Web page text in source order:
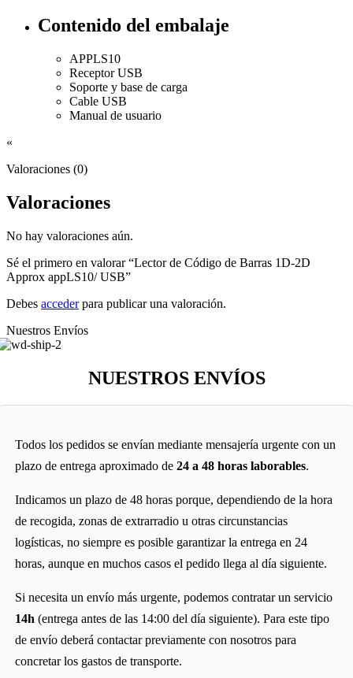
Contenido del embalaje
APPLS10
Receptor USB
Soporte y base de carga
Cable USB
Manual de usuario
«
Valoraciones (0)
Valoraciones
No hay valoraciones aún.
Sé el primero en valorar “Lector de Código de Barras 1D-2D
Approx appLS10/ USB”
Debes accederpara publicar una valoración.
Nuestros Envíos
NUESTROS ENVÍOS
Todos los pedidos se envían mediante mensajería urgente con un
plazo de entrega aproximado de 24 a 48 horas laborables.
Indicamos un plazo de 48 horas porque, dependiendo de la hora
de recogida, zonas de extrarradio u otras circunstancias
logísticas, no siempre es posible garantizar la entrega en 24
horas, aunque en muchos casos el pedido llega al día siguiente.
Si necesita un envío más urgente, podemos contratar un servicio
14h (entrega antes de las 14:00 del día siguiente). Para este tipo
de envío deberá contactar previamente con nosotros para
concretar los gastos de transporte.